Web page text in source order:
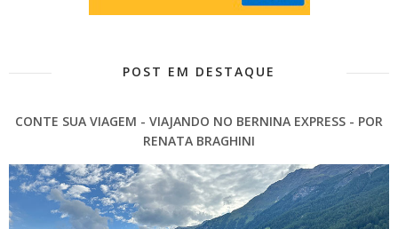
POST EM DESTAQUE
CONTE SUA VIAGEM - VIAJANDO NO BERNINA EXPRESS - POR
RENATA BRAGHINI